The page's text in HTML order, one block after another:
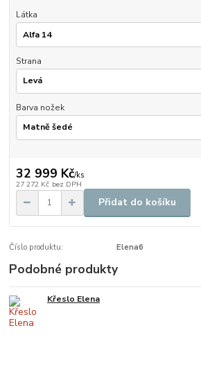
Látka
Strana
Barva nožek
32 999 Kč/ks
27 272 Kč bez DPH
Přidat do košíku
Číslo produktu: Elena6
Podobné produkty
Křeslo Elena